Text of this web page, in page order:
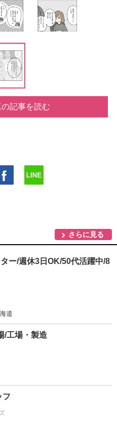
記事を読む
さらに見る
ー/週休3日OK/50代活躍中/8
道
/工場・製造
フ